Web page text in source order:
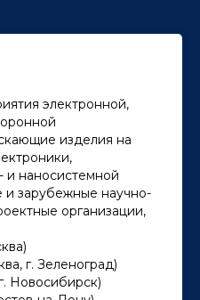
электронной,
изделия на
и наносистемной
и зарубежные научно-
организации,
г. Зеленоград)
Новосибирск)